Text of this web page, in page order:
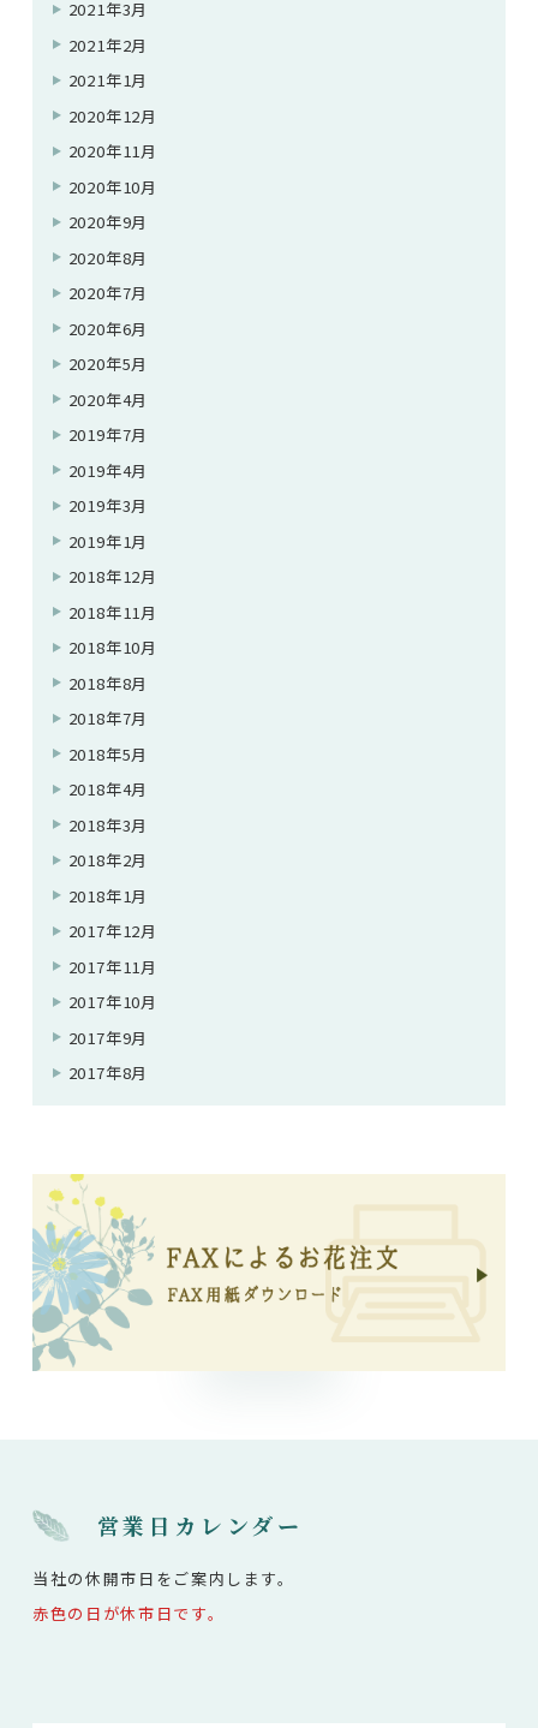
2021年3月
2021年2月
2021年1月
2020年12月
2020年11月
2020年10月
2020年9月
2020年8月
2020年7月
2020年6月
2020年5月
2020年4月
2019年7月
2019年4月
2019年3月
2019年1月
2018年12月
2018年11月
2018年10月
2018年8月
2018年7月
2018年5月
2018年4月
2018年3月
2018年2月
2018年1月
2017年12月
2017年11月
2017年10月
2017年9月
2017年8月
営業日カレンダー
当社の休開市日をご案内します。
赤色の日が休市日です。